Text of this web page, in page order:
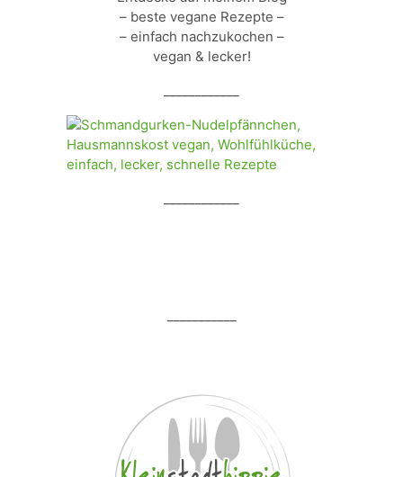
– beste vegane Rezepte –
– einfach nachzukochen –
vegan & lecker!